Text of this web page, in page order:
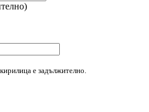
е задължително.